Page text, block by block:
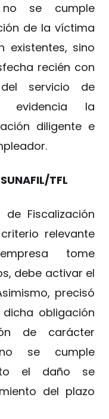
no se cumple
de la víctima
existentes, sino
recién con
servicio de
evidencia la
diligente e
TFL
Fiscalización
relevante
tome
debe activar el
precisó
obligación
de carácter
se cumple
el daño se
del plazo